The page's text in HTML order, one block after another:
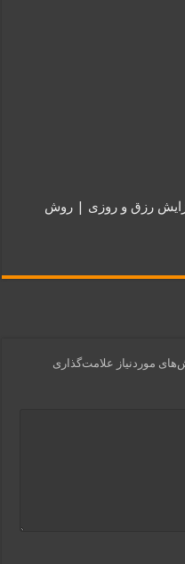
برای افزایش رزق و روزی | روش
موردنیاز علامت‌گذاری